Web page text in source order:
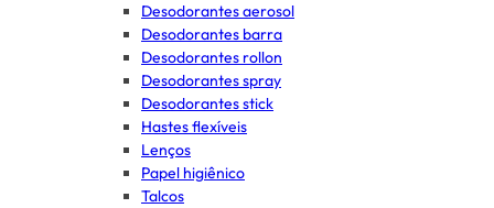
Desodorantes aerosol
Desodorantes barra
Desodorantes rollon
Desodorantes spray
Desodorantes stick
Hastes flexíveis
Lenços
Papel higiênico
Talcos